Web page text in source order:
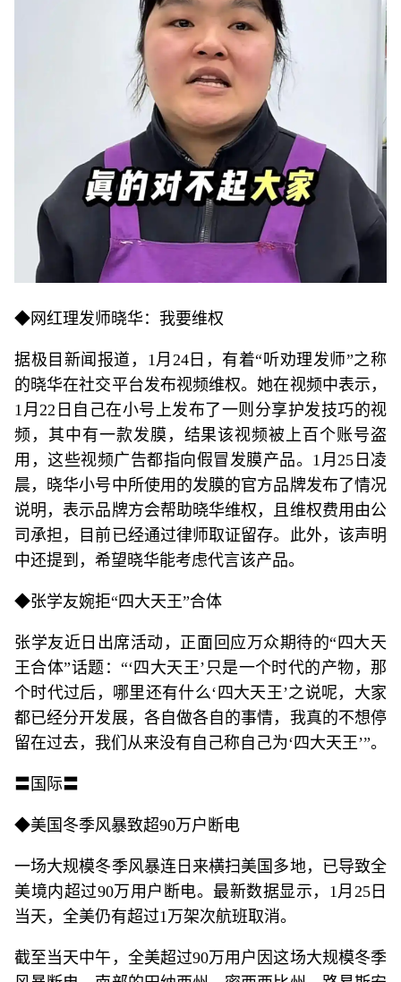
◆网红理发师晓华：我要维权
据极目新闻报道，1月24日，有着“听劝理发师”之称
的晓华在社交平台发布视频维权。她在视频中表示，
1月22日自己在小号上发布了一则分享护发技巧的视
频，其中有一款发膜，结果该视频被上百个账号盗
用，这些视频广告都指向假冒发膜产品。1月25日凌
晨，晓华小号中所使用的发膜的官方品牌发布了情况
说明，表示品牌方会帮助晓华维权，且维权费用由公
司承担，目前已经通过律师取证留存。此外，该声明
中还提到，希望晓华能考虑代言该产品。
◆张学友婉拒“四大天王”合体
张学友近日出席活动，正面回应万众期待的“四大天
王合体”话题：“‘四大天王’只是一个时代的产物，那
个时代过后，哪里还有什么‘四大天王’之说呢，大家
都已经分开发展，各自做各自的事情，我真的不想停
留在过去，我们从来没有自己称自己为‘四大天王’”。
〓国际〓
◆美国冬季风暴致超90万户断电
一场大规模冬季风暴连日来横扫美国多地，已导致全
美境内超过90万用户断电。最新数据显示，1月25日
当天，全美仍有超过1万架次航班取消。
截至当天中午，全美超过90万用户因这场大规模冬季